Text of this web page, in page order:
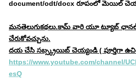
document/odt/docx రూపంలో మెయిల్
మనతెలుగుకథలు.కామ్ వారి యూ ట్యూబ్ ఛానల్
చేరుకోవచ్చును.
దయ చేసి సబ్స్క్రయిబ్ చెయ్యండి ( పూర్తిగా
https://www.youtube.com/channel/
esQ